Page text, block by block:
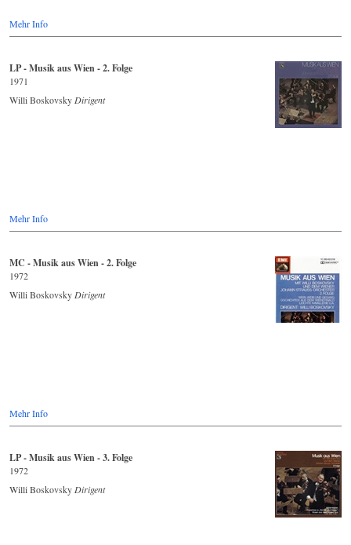
Mehr Info
LP - Musik aus Wien - 2. Folge
1971
Willi Boskovsky Dirigent
Mehr Info
MC - Musik aus Wien - 2. Folge
1972
Willi Boskovsky Dirigent
Mehr Info
LP - Musik aus Wien - 3. Folge
1972
Willi Boskovsky Dirigent